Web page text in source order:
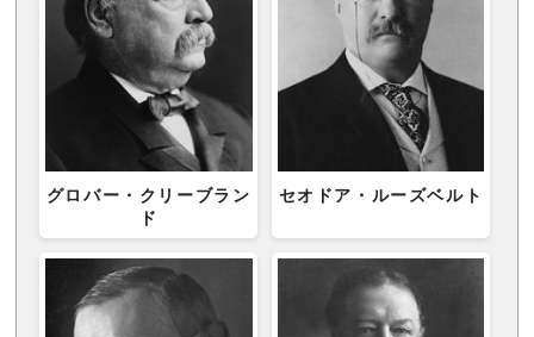
グロバー・クリーブラン
ド
セオドア・ルーズベルト